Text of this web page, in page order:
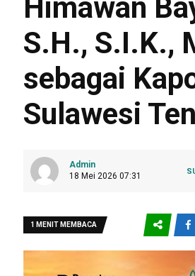
Himawan
S.H., S.I.K.,
sebagai
Sulawesi
Admin
18 Mei 2026 07:31
1 MENIT MEMBACA